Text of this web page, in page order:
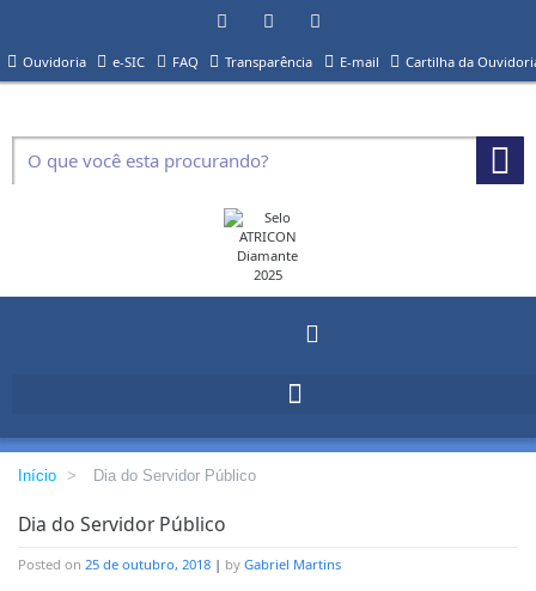
Ouvidoria e-SIC FAQ Transparência E-mail Cartilha da
Início > Dia do Servidor Público
Dia do Servidor Público
Posted on 25 de outubro, 2018 | by Gabriel Martins